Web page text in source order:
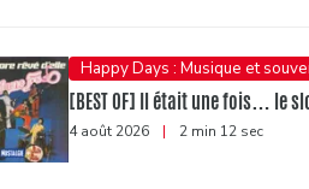
Happy Days : Musique et
[BEST OF] Il était une fois… le
4 août 2026 | 2 min 12 sec